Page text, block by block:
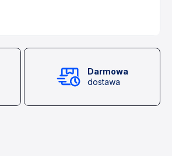
Darmowa
dostawa